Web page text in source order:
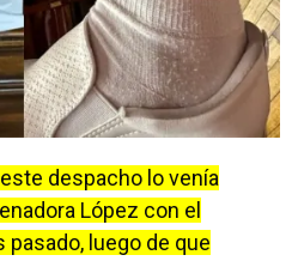
despacho lo venía
López con el
pasado, luego de que